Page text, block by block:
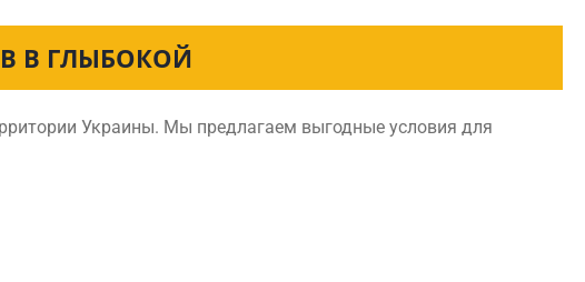
В ГЛЫБОКОЙ
Украины. Мы предлагаем выгодные условия для